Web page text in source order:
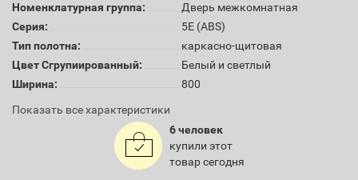
Номенклатурная группа:
Дверь межкомнатная
Серия:
5E (ABS)
Тип полотна:
каркасно-щитовая
Цвет Сгрупиированный:
Белый и светлый
Ширина:
800
Показать все характеристики
6 человек
купили этот
товар сегодня